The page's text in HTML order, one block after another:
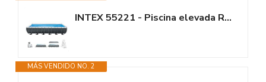
INTEX 55221 - Piscina elevada Rectangular Ultra XTR Frame 732x366x132 cm +...
MÁS VENDIDO NO. 2